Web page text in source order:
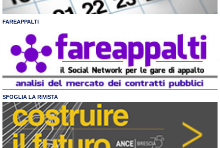
FAREAPPALTI
SFOGLIA LA RIVISTA